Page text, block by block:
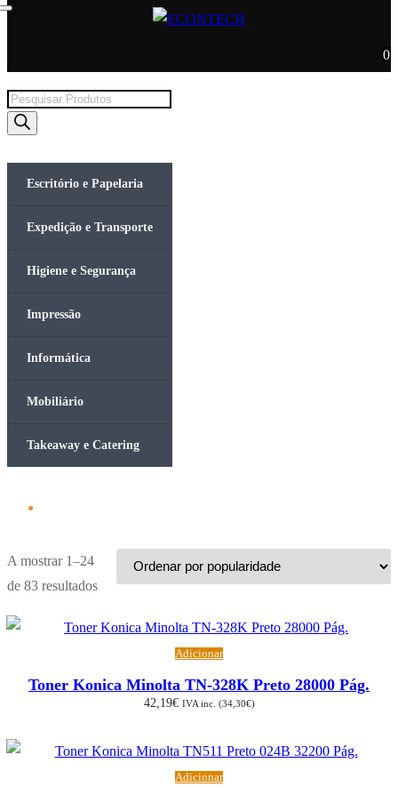
0
Products
search
Escritório e Papelaria
Expedição e Transporte
Higiene e Segurança
Impressão
Informática
Mobiliário
Takeaway e Catering
A mostrar 1–24
de 83 resultados
Ordenado
popularidade
Adicionar
Toner Konica Minolta TN-328K Preto 28000 Pág.
42,19€ IVA inc. (34,30€)
Adicionar